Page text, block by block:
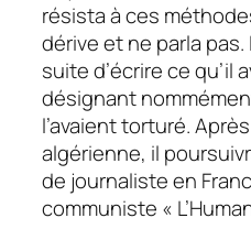
résista à ces
dérive et ne parla pas.
suite d’écrire ce qu’il
désignant
l’avaient torturé.
algérienne, il
de journaliste en
communiste «